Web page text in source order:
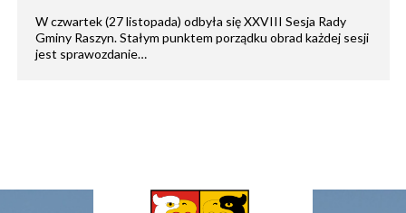
W czwartek (27 listopada) odbyła się XXVIII Sesja Rady
Gminy Raszyn. Stałym punktem porządku obrad każdej sesji
jest sprawozdanie…